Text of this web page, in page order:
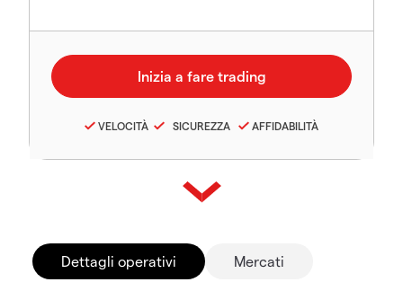
VELOCITÀ SICUREZZA AFFIDABILITÀ
Dettagli operativi Mercati